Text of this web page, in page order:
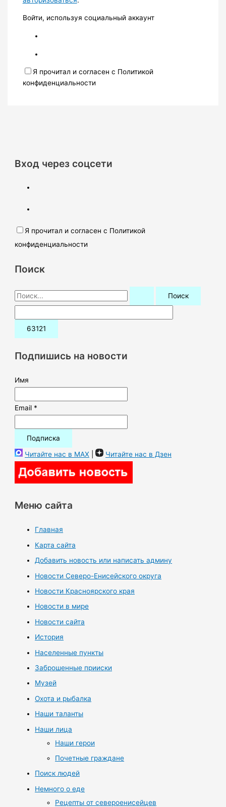
Войти, используя социальный аккаунт
Я прочитал и согласен с Политикой
конфиденциальности
Вход через соцсети
Я прочитал и согласен с Политикой
конфиденциальности
Поиск
П
о
и
:Подпишись на новости
Имя
Email *
Читайте нас в MAX | Читайте нас в Дзен
Меню сайта
Главная
Карта сайта
Добавить новость или написать админу
Новости Северо-Енисейского округа
Новости Красноярского края
Новости в мире
Новости сайта
История
Населенные пункты
Заброшенные прииски
Музей
Охота и рыбалка
Наши таланты
Наши лица
Наши герои
Почетные граждане
Поиск людей
Немного о еде
Рецепты от североенисейцев